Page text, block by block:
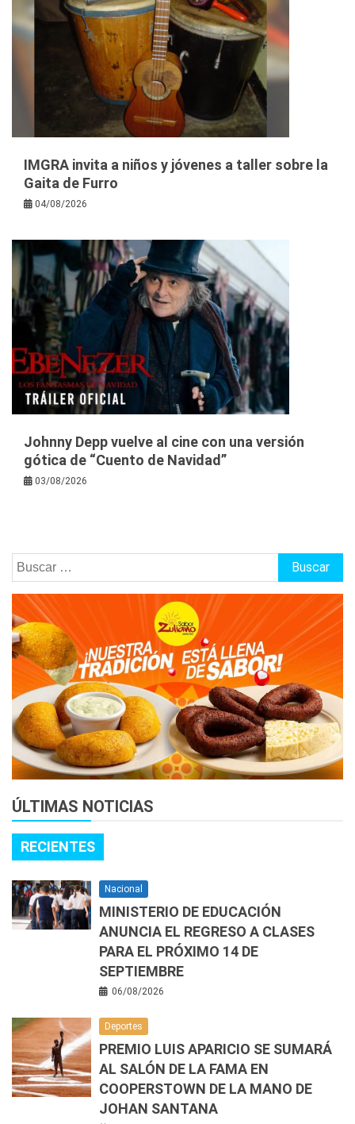
IMGRA invita a niños y jóvenes a taller sobre la
Gaita de Furro
04/08/2026
Johnny Depp vuelve al cine con una versión
gótica de “Cuento de Navidad”
03/08/2026
Buscar:
ÚLTIMAS NOTICIAS
RECIENTES
Nacional
MINISTERIO DE EDUCACIÓN
ANUNCIA EL REGRESO A CLASES
PARA EL PRÓXIMO 14 DE
SEPTIEMBRE
06/08/2026
Deportes
PREMIO LUIS APARICIO SE SUMARÁ
AL SALÓN DE LA FAMA EN
COOPERSTOWN DE LA MANO DE
JOHAN SANTANA